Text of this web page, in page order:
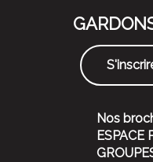
Nos
ESPACE